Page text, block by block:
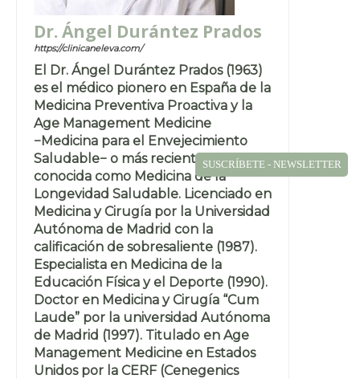
Dr. Ángel Durántez Prados
https://clinicaneleva.com/
El Dr. Ángel Durántez Prados (1963)
es el médico pionero en España de la
Medicina Preventiva Proactiva y la
Age Management Medicine
−Medicina para el Envejecimiento
Saludable− o más recientemente
conocida como Medicina de la
Longevidad Saludable. Licenciado en
Medicina y Cirugía por la Universidad
Autónoma de Madrid con la
calificación de sobresaliente (1987).
Especialista en Medicina de la
Educación Física y el Deporte (1990).
Doctor en Medicina y Cirugía “Cum
Laude” por la universidad Autónoma
de Madrid (1997). Titulado en Age
Management Medicine en Estados
Unidos por la CERF (Cenegenics
SUSCRÍBETE - NEWSLETTER